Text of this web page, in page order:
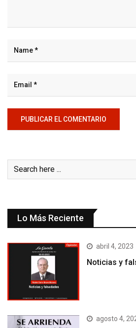
Lo Más Reciente
abril 4, 2023
Noticias y
agosto 4,